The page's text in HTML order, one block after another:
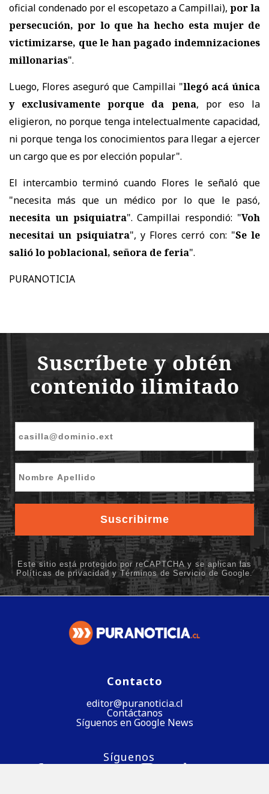
oficial condenado por el escopetazo a Campillai), por la
persecución, por lo que ha hecho esta mujer de
victimizarse, que le han pagado indemnizaciones
millonarias".
Luego, Flores aseguró que Campillai "llegó acá única
y exclusivamente porque da pena, por eso la
eligieron, no porque tenga intelectualmente capacidad,
ni porque tenga los conocimientos para llegar a ejercer
un cargo que es por elección popular".
El intercambio terminó cuando Flores le señaló que
"necesita más que un médico por lo que le pasó,
necesita un psiquiatra". Campillai respondió: "Voh
necesitai un psiquiatra", y Flores cerró con: "Se le
salió lo poblacional, señora de feria".
PURANOTICIA
Contacto
editor@puranoticia.cl
Contáctanos
Síguenos en Google News
Síguenos